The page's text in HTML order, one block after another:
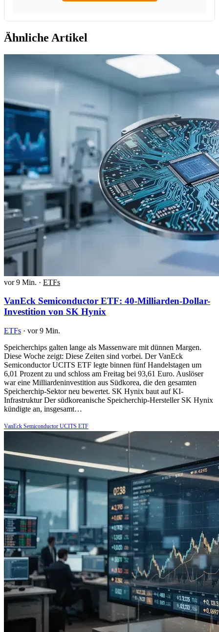
Ähnliche Artikel
vor 9 Min. · ETFs
VanEck Semiconductor ETF: 40-Milliarden-Dollar-
Investition von SK Hynix
ETFs · vor 9 Min.
Speicherchips galten lange als Massenware mit dünnen Margen.
Diese Woche zeigt: Diese Zeiten sind vorbei. Der VanEck
Semiconductor UCITS ETF legte binnen fünf Handelstagen um
6,01 Prozent zu und schloss am Freitag bei 93,61 Euro. Auslöser
war eine Milliardeninvestition aus Südkorea, die den gesamten
Speicherchip-Sektor neu bewertet. SK Hynix baut auf KI-
Infrastruktur Der südkoreanische Speicherchip-Hersteller SK Hynix
kündigte an, insgesamt…
VanEck Semiconductor UCITS ETF